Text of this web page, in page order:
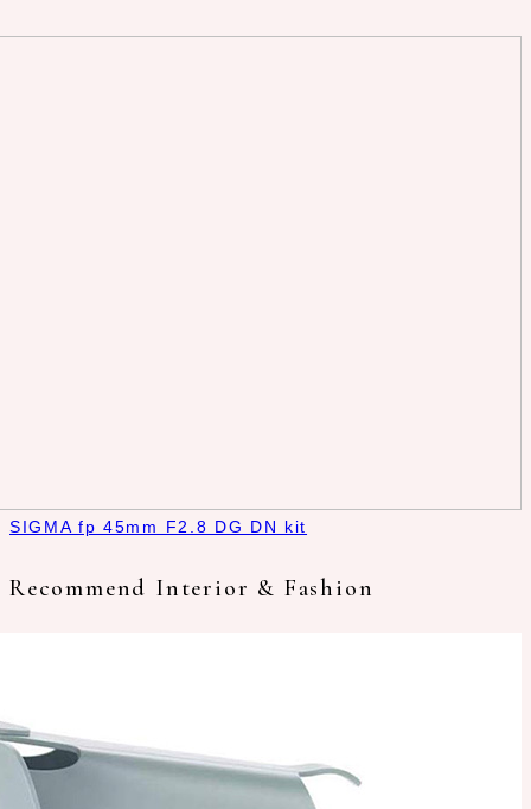
SIGMA fp 45mm F2.8 DG DN kit
Recommend Interior & Fashion